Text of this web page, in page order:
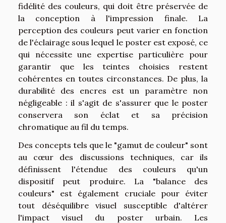
fidélité des couleurs, qui doit être préservée de
la conception à l'impression finale. La
perception des couleurs peut varier en fonction
de l'éclairage sous lequel le poster est exposé, ce
qui nécessite une expertise particulière pour
garantir que les teintes choisies restent
cohérentes en toutes circonstances. De plus, la
durabilité des encres est un paramètre non
négligeable : il s'agit de s'assurer que le poster
conservera son éclat et sa précision
chromatique au fil du temps.
Des concepts tels que le "gamut de couleur" sont
au cœur des discussions techniques, car ils
définissent l'étendue des couleurs qu'un
dispositif peut produire. La "balance des
couleurs" est également cruciale pour éviter
tout déséquilibre visuel susceptible d'altérer
l'impact visuel du poster urbain. Les